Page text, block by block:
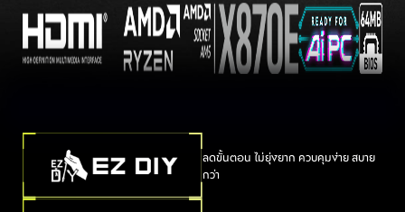
ลดขั้นตอน ไม่ยุ่งยาก ควบคุมง่าย สบาย
กว่า